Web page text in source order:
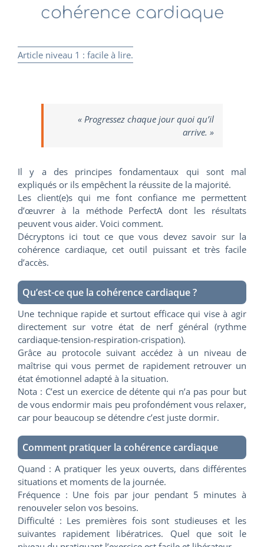
cohérence cardiaque
Article niveau 1 : facile à lire.
« Progressez chaque jour quoi qu’il
arrive. »
Il y a des principes fondamentaux qui sont mal
expliqués or ils empêchent la réussite de la majorité.
Les client(e)s qui me font confiance me permettent
d’œuvrer à la méthode PerfectA dont les résultats
peuvent vous aider. Voici comment.
Décryptons ici tout ce que vous devez savoir sur la
cohérence cardiaque, cet outil puissant et très facile
d’accès.
Qu’est-ce que la cohérence cardiaque ?
Une technique rapide et surtout efficace qui vise à agir
directement sur votre état de nerf général (rythme
cardiaque-tension-respiration-crispation).
Grâce au protocole suivant accédez à un niveau de
maîtrise qui vous permet de rapidement retrouver un
état émotionnel adapté à la situation.
Nota : C’est un exercice de détente qui n’a pas pour but
de vous endormir mais peu profondément vous relaxer,
car pour beaucoup se détendre c’est juste dormir.
Comment pratiquer la cohérence cardiaque
Quand : A pratiquer les yeux ouverts, dans différentes
situations et moments de la journée.
Fréquence : Une fois par jour pendant 5 minutes à
renouveler selon vos besoins.
Difficulté : Les premières fois sont studieuses et les
suivantes rapidement libératrices. Quel que soit le